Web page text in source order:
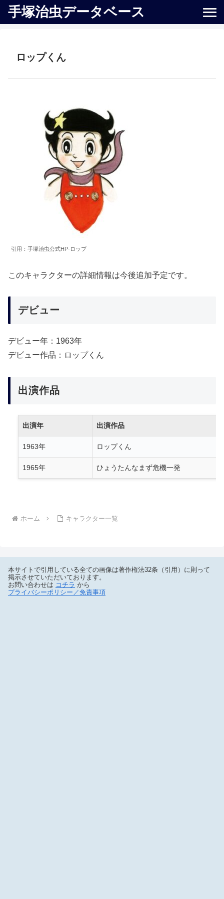
手塚治虫データベース
ロップくん
引用：手塚治虫公式HP-ロップ
このキャラクターの詳細情報は今後追加予定です。
デビュー
デビュー年：1963年
デビュー作品：ロップくん
出演作品
出演年 出演作品
1963年 ロップくん
1965年 ひょうたんなまず危機一発
ホーム キャラクター一覧
本サイトで引用している全ての画像は著作権法32条（引用）に則って
掲示させていただいております。
お問い合わせは コチラ から
プライバシーポリシー／免責事項